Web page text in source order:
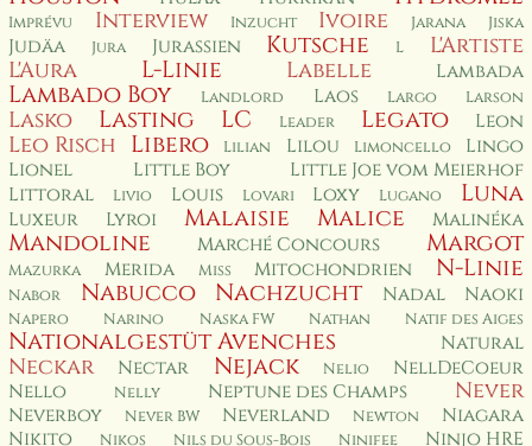
Imprévu Interview Inzucht Ivoire Jarana Jiska
Judäa Jura Jurassien Kutsche L
L'Artiste
L'Aura
L-Linie Labelle Lambada
Lambado Boy Landlord Laos Largo Larson
Lasko Lasting LC Leader Legato Leon
Leo Risch Libero Lilian Lilou Limoncello
Lingo
Lionel
Little Boy
Little Joe vom Meierhof
Littoral
Livio Louis Lovari Loxy Lugano Luna
Luxeur Lyroi Malaisie Malice Malinéka
Mandoline Marché Concours Margot
Mazurka Merida Miss Mitochondrien N-Linie
Nabor Nabucco Nachzucht Nadal Naoki
Napero Narino Naska FW Nathan Natif des Aiges
Nationalgestüt Avenches Natural
Neckar Nectar Nejack Nelio
NellDeCoeur
Nello
Nelly Neptune des Champs Never
Neverboy Never BW Neverland Newton
Niagara
Nikito
Nikos Nils du Sous-Bois Ninifee Ninjo HRE